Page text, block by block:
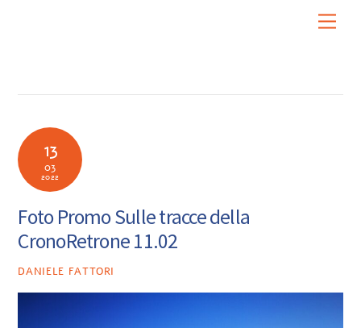
13
03
2022
Foto Promo Sulle tracce della
CronoRetrone 11.02
DANIELE FATTORI